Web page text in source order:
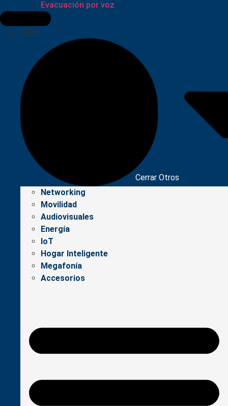
Evacuación por voz
Otros
Cerrar Otros
Networking
Movilidad
Audiovisuales
Energía
IoT
Hogar Inteligente
Megafonía
Accesorios